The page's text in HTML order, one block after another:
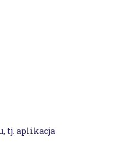
tj. aplikacja